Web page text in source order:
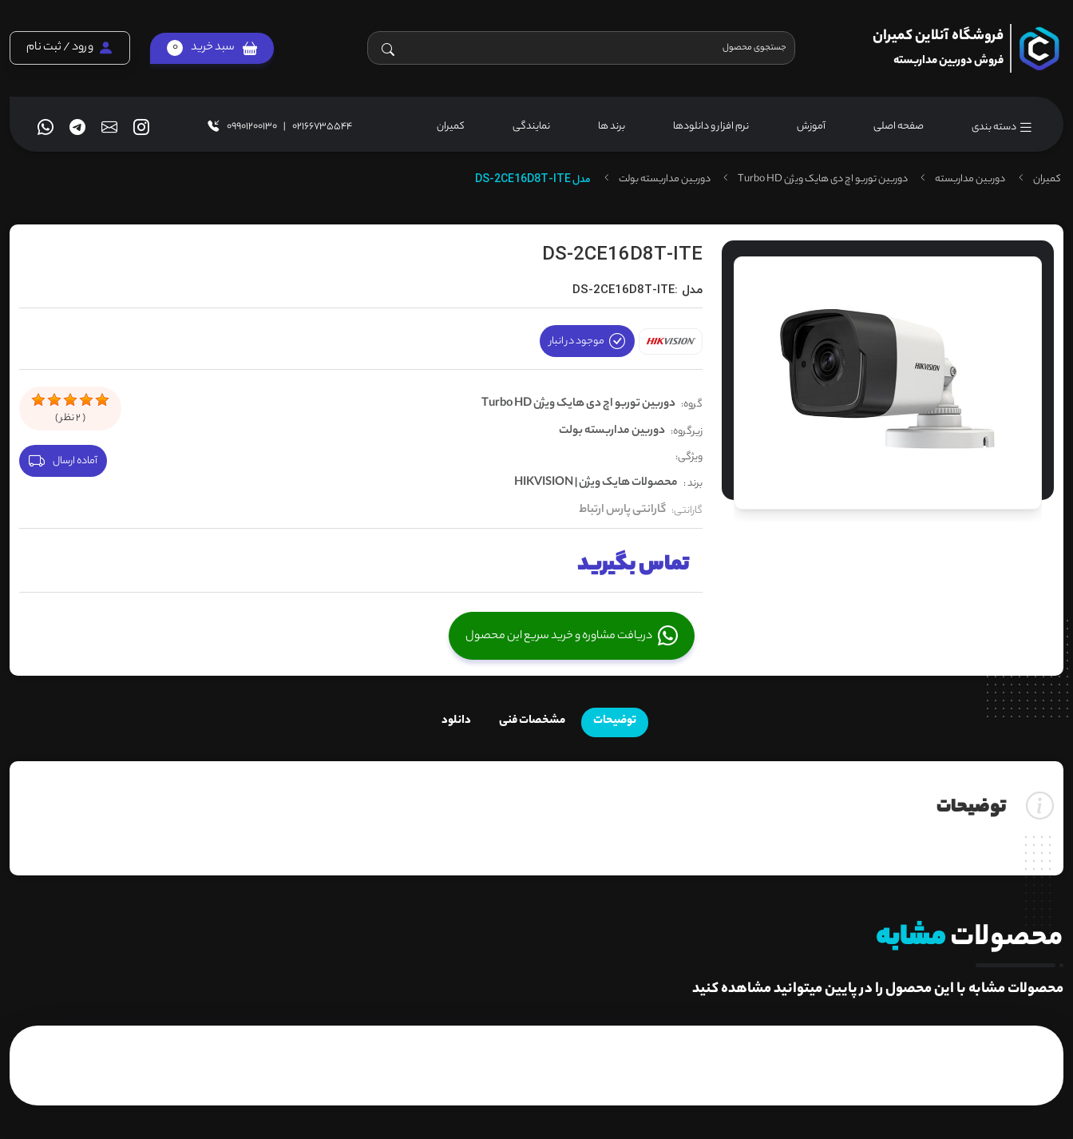
فروشگاه آنلاین کمیران
فروش دوربین مداربسته
سبد خرید 0 ورود / ثبت نام
دسته بندی صفحه اصلی آموزش نرم افزار و دانلودها برند ها نمایندگی کمیران 02166735544
|
09901200130
کمیران دوربین مداربسته دوربین توربو اچ دی هایک ویژن Turbo HD دوربین مداربسته بولت مدلDS-2CE16D8T-ITE
DS-2CE16D8T-ITE
مدل :DS-2CE16D8T-ITE
موجود در انبار
گروه: دوربین توربو اچ دی هایک ویژن Turbo HD
زیرگروه: دوربین مداربسته بولت
ویژگی:
برند : محصولات هایک ویژن | HIKVISION
گارانتی: گارانتی پارس ارتباط
(
2نظر )
آماده ارسال
تماس بگیرید
دریافت مشاوره و خرید سریع این محصول
توضیحات مشخصات فنی دانلود
توضیحات
محصولاتمشابه
محصولات مشابه با این محصول را در پایین میتوانید مشاهده کنید